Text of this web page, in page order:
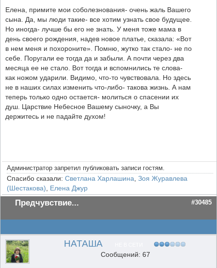
Елена, примите мои соболезнования- очень жаль Вашего
сына. Да, мы люди такие- все хотим узнать свое будущее.
Но иногда- лучше бы его не знать. У меня тоже мама в
день своего рождения, надев новое платье, сказала: «Вот
в нем меня и похороните». Помню, жутко так стало- не по
себе. Поругали ее тогда да и забыли. А почти через два
месяца ее не стало. Вот тогда и вспомнились те слова-
как ножом ударили. Видимо, что-то чувствовала. Но здесь
не в наших силах изменить что-либо- такова жизнь. А нам
теперь только одно остается- молиться о спасении их
душ. Царствие Небесное Вашему сыночку, а Вы
держитесь и не падайте духом!
Администратор запретил публиковать записи гостям.
Спасибо сказали: Светлана Харлашина Зоя Журавлева
(Шестакова)
Елена Джур
Предчувствие... #30485
НАТАША
Сообщений: 67